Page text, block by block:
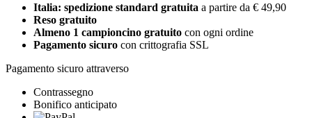
Italia: spedizione standard gratuita a partire da € 49,90
Reso gratuito
Almeno 1 campioncino gratuito con ogni ordine
Pagamento sicuro con crittografia SSL
Pagamento sicuro attraverso
Contrassegno
Bonifico anticipato